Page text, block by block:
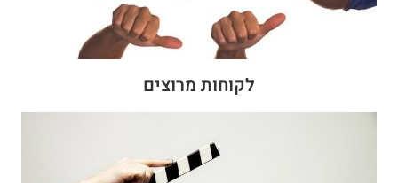
לקוחות מרוצים